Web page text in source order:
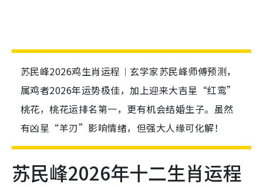
苏民峰2026鸡生肖运程︱玄学家苏民峰师傅预测，
属鸡者2026年运势极佳，加上迎来大吉星“红鸾”
桃花，桃花运排名第一，更有机会结婚生子。虽然
有凶星“羊刃”影响情绪，但强大人缘可化解！
苏民峰2026年十二生肖运程